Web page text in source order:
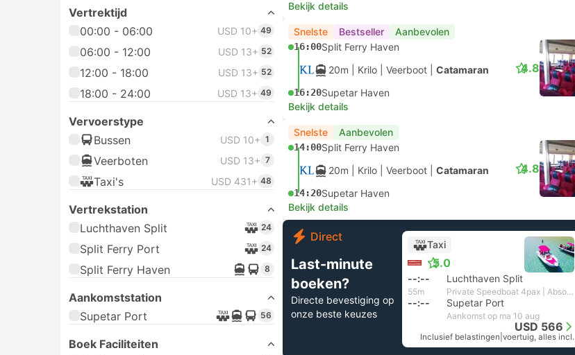
Vertrektijd
00:00 - 06:00
USD 10+ 49
06:00 - 12:00 USD 13+ 52
12:00 - 18:00 USD 13+ 52
18:00 - 24:00 USD 13+ 49
Vervoerstype
Bussen
USD 10+ 1
Veerboten USD 13+ 7
Taxi's USD 431+ 48
Vertrekstation
Luchthaven Split
24
Split Ferry Port 24
Split Ferry Haven 8
Aankomststation
Supetar Port
56
Boek Faciliteiten
Bekijk details
Snelste Bestseller Aanbevolen
16:00Split Ferry Haven
20m | Krilo Veerboot Catamaran
16:20Supetar Haven
4.8
Bekijk details
Snelste Aanbevolen
14:00Split Ferry Haven
20m | Krilo Veerboot Catamaran
14:20Supetar Haven
4.8
Bekijk details
Direct
Last-minute
boeken?
Directe bevestiging op
onze beste keuzes
Taxi
5.0
--:-- Luchthaven Split
55m Private Speedboat 4pax | Absolut Charter
--:-- Supetar Port
Aankomst op ma 10 aug
USD 566
Inclusief belastingen voertuig, alles incl.